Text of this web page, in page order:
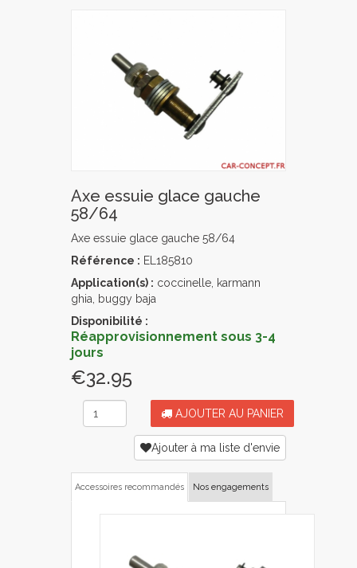
Axe essuie glace gauche
58/64
Axe essuie glace gauche 58/64
Référence : EL185810
Application(s) : coccinelle, karmann
ghia, buggy baja
Disponibilité :
Réapprovisionnement sous 3-4
jours
€32.95
AJOUTER AU PANIER
Ajouter à ma liste d'envie
Accessoires recommandés Nos engagements